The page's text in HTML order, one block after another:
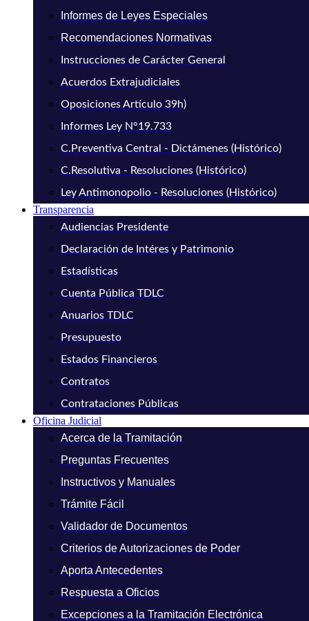
Informes de Leyes Especiales
Recomendaciones Normativas
Instrucciones de Carácter General
Acuerdos Extrajudiciales
Oposiciones Artículo 39h)
Informes Ley N°19.733
C.Preventiva Central - Dictámenes (Histórico)
C.Resolutiva - Resoluciones (Histórico)
Ley Antimonopolio - Resoluciones (Histórico)
Transparencia
Audiencias Presidente
Declaración de Intéres y Patrimonio
Estadísticas
Cuenta Pública TDLC
Anuarios TDLC
Presupuesto
Estados Financieros
Contratos
Contrataciones Públicas
Oficina Judicial
Acerca de la Tramitación
Preguntas Frecuentes
Instructivos y Manuales
Trámite Fácil
Validador de Documentos
Criterios de Autorizaciones de Poder
Aporta Antecedentes
Respuesta a Oficios
Excepciones a la Tramitación Electrónica